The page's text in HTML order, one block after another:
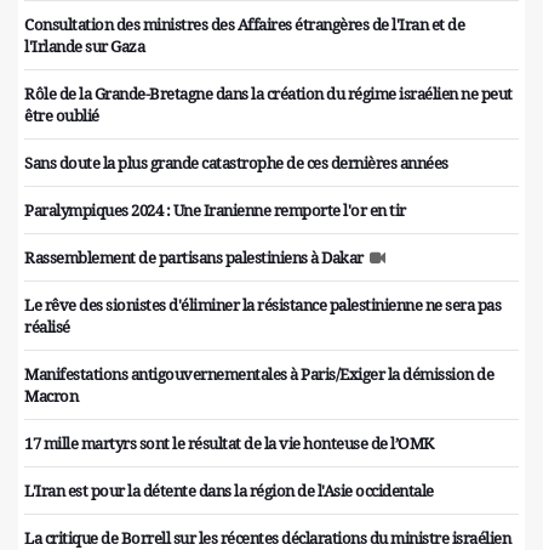
Consultation des ministres des Affaires étrangères de l'Iran et de
l'Irlande sur Gaza
Rôle de la Grande-Bretagne dans la création du régime israélien ne peut
être oublié
Sans doute la plus grande catastrophe de ces dernières années
Paralympiques 2024 : Une Iranienne remporte l'or en tir
Rassemblement de partisans palestiniens à Dakar
Le rêve des sionistes d'éliminer la résistance palestinienne ne sera pas
réalisé
Manifestations antigouvernementales à Paris/Exiger la démission de
Macron
17 mille martyrs sont le résultat de la vie honteuse de l’OMK
L'Iran est pour la détente dans la région de l'Asie occidentale
La critique de Borrell sur les récentes déclarations du ministre israélien